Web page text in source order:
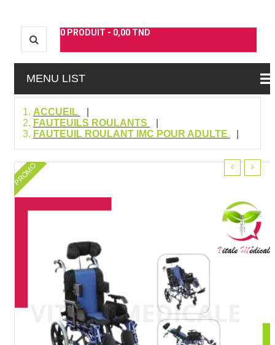
0 PRODUIT - 0,00 TND
MENU LIST
ACCUEIL
FAUTEUILS ROULANTS
FAUTEUIL ROULANT IMC POUR ADULTE
PROMO